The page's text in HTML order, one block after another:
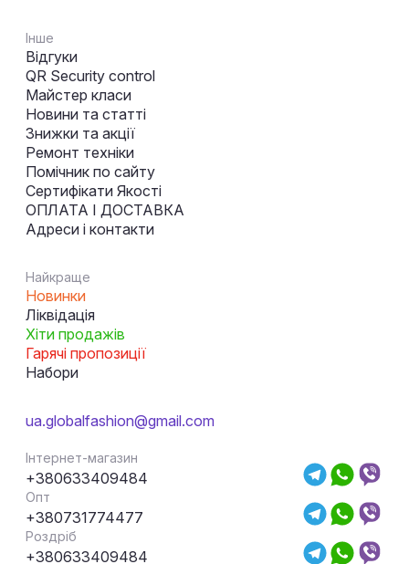
Інше
Відгуки
QR Security control
Майстер класи
Новини та статті
Знижки та акції
Ремонт техніки
Помічник по сайту
Сертифікати Якості
ОПЛАТА І ДОСТАВКА
Адреси і контакти
Найкраще
Новинки
Ліквідація
Хіти продажів
Гарячі пропозиції
Набори
ua.globalfashion@gmail.com
Інтернет-магазин
+380633409484
Опт
+380731774477
Роздріб
+380633409484